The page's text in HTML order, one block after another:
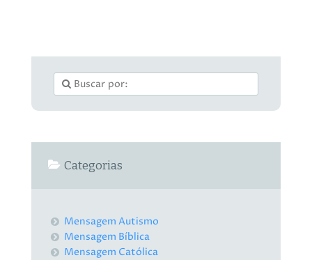
Categorias
Mensagem Autismo
Mensagem Bíblica
Mensagem Católica